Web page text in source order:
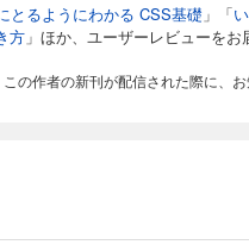
とるようにわかる CSS基礎 」「
方 」ほか、ユーザーレビューをお
の作者の新刊が配信された際に、お